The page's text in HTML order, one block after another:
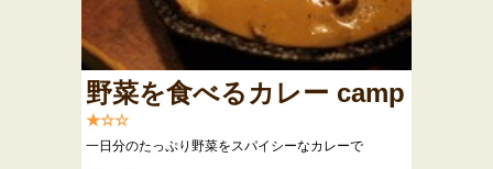
野菜を食べるカレー camp
★☆☆
一日分のたっぷり野菜をスパイシーなカレーで